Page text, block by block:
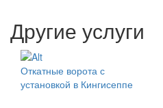
Другие услуги
Откатные ворота с
установкой в Кингисеппе